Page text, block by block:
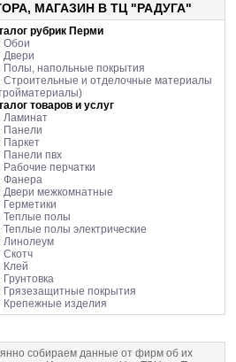
МАГАЗИН В ТЦ "РАДУГА"
рубрик Перми
Обои
Двери
Полы, напольные покрытия
Строительные и отделочные материалы
товаров и услуг
Ламинат
Панели
Паркет
Панели пвх
Рабочие перчатки
Фанера
Двери межкомнатные
Герметики
Теплые полы
Теплые полы электрические
Линолеум
Скотч
Клей
Грунтовка
Грязезащитные покрытия
Крепежные изделия
собираем данные от фирм об их